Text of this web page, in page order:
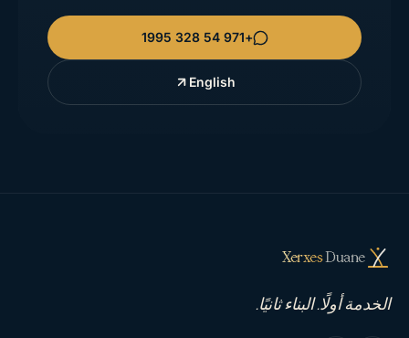
+971 54 328 1995
English
XerxesDuane
الخدمة أولًا. البناء ثانيًا.